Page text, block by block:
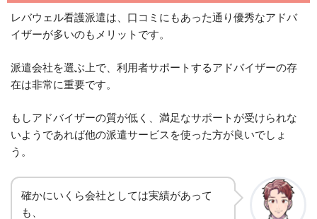
レバウェル看護派遣は、口コミにもあった通り優秀なアドバ
イザーが多いのもメリットです。
派遣会社を選ぶ上で、利用者サポートするアドバイザーの存
在は非常に重要です。
もしアドバイザーの質が低く、満足なサポートが受けられな
いようであれば他の派遣サービスを使った方が良いでしょ
う。
確かにいくら会社としては実績があって
も、